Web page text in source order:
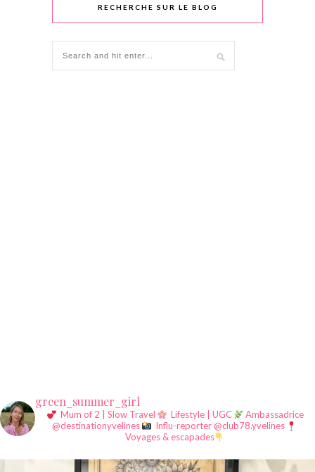
RECHERCHE SUR LE BLOG
green_summer_girl
Mum of 2 | Slow Travel Lifestyle | UGC
Ambassadrice
@destinationyvelines
Influ-reporter @club78.yvelines
Voyages & escapades